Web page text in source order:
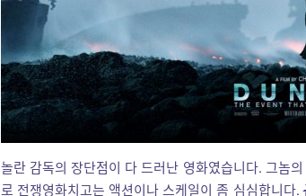
놀란 감독의 장단점이 다 드러난 영화였습니다. 그놈
로 전쟁영화치고는 액션이나 스케일이 좀 심심합니다.